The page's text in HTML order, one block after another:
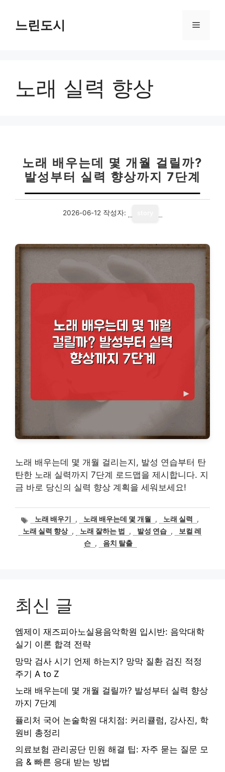
느린도시 메
노래 실력 향상
노래 배우는데 몇 개월 걸릴까?
발성부터 실력 향상까지 7단계
2026-06-12 작성자:
노래 배우는데 몇 개월 걸리는지, 발성 연습부터 탄
탄한 노래 실력까지 7단계 로드맵을 제시합니다. 지
금 바로 당신의 실력 향상 계획을 세워보세요!
태
그
노래 배우기 , 노래 배우는데 몇 개월 , 노래 실력
,
노래 실력 향상 , 노래 잘하는 법 , 발성 연습 ,
보컬 레
슨 , 음치 탈출
최신 글
엠제이 재즈피아노실용음악학원 입시반: 음악대학
실기 이론 합격 전략
망막 검사 시기 언제 하는지? 망막 질환 검진 적정
주기 A to Z
노래 배우는데 몇 개월 걸릴까? 발성부터 실력 향상
까지 7단계
퓰리처 국어 논술학원 대치점: 커리큘럼, 강사진, 학
원비 총정리
의료보험 관리공단 민원 해결 팁: 자주 묻는 질문 모
음 & 빠른 응대 받는 방법